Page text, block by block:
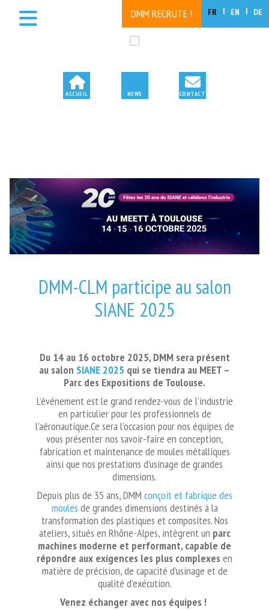
DMM RECRUTE ! FR EN DE
DMM-CLM participe au salon
SIANE 2025
Du 14 au 16 octobre 2025, DMM sera présent
au salon SIANE 2025 qui se tiendra au MEET –
Parc des Expositions de Toulouse.
L’événement est le grand rendez-vous de l’industrie
en particulier pour les professionnels de
l’aéronautique.Ce sera l’occasion pour nos équipes de
vous présenter nos savoir-faire en conception,
fabrication et maintenance de moules métalliques
ainsi que nos prestations d’usinage de grandes
dimensions.
Depuis plus de 35 ans, DMM conçoit et fabrique des
moules de grandes dimensions destinés à la
transformation des plastiques et composites. Nos
ateliers, situés en Rhône-Alpes, intègrent un parc
machines moderne et performant, capable de
répondre aux exigences les plus complexesen
matière de précision, de capacité d’usinage et de
qualité d’exécution.
Venez échanger avec nos équipes !